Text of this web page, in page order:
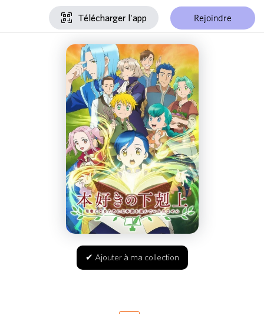
Télécharger l'app Rejoindre
✔ Ajouter à ma collection